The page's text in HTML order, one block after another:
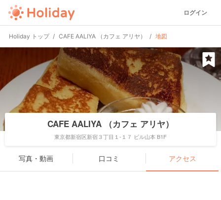
ログイン
Holiday トップ CAFE AALIYA （カフェ アリヤ） 地図
CAFE AALIYA （カフェ アリヤ）
東京都新宿区新宿３丁目１-１７ ビル山本 B1F
写真・動画 口コミ アクセス